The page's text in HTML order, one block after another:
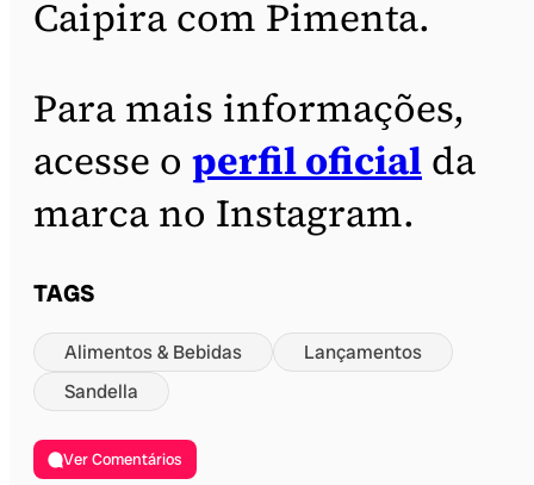
Caipira com Pimenta.
Para mais informações,
acesse o perfil oficial da
marca no Instagram.
TAGS
Alimentos & Bebidas
Lançamentos
Sandella
Ver Comentários